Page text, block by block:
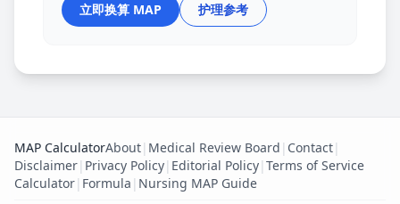
立即换算 MAP 护理参考
MAP CalculatorAbout| Medical Review Board | Contact|
Disclaimer| Privacy Policy| Editorial Policy| Terms of Service
Calculator| Formula | Nursing MAP Guide